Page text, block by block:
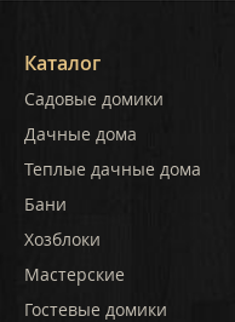
Каталог
Садовые домики
Дачные дома
Теплые дачные дома
Бани
Хозблоки
Мастерские
Гостевые домики